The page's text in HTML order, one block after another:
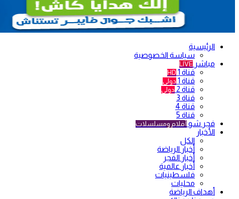
الرئيسية
سياسة الخصوصية
مباشر LIVE
قناة 1 HD
قناة 1 دولي
قناة 2 دولي
قناة 3
قناة 4
قناة 5
فجر شو أفلام ومسلسلات
الأخبار
الكل
أخبار الرياضة
أخبار الفجر
أخبار عالمية
فلسطينيات
محليات
أهداف الرياضة